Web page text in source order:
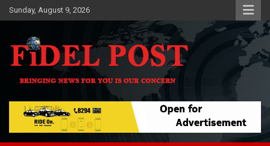
Skip
to
Sunday, August 9, 2026
Fidel Post
Bringing News For You is Our Concern